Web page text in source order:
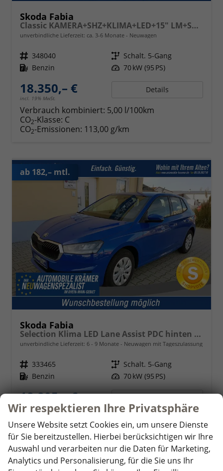
Skoda Fabia
Classic KAMERA+SHZ+KLIMA+LED+15" LM+SMARTLINK
unverbindliche Lieferzeit: ca. 3-6 Monate Neuwagen
Fahrzeugnr. 348040 Getriebe Schalt. 5-Gang
Kraftstoff Benzin Leistung 70 kW (95 PS)
18.350,– €
incl. 19% MwSt.
Details
Verbrauch kombiniert: 5,00 l/100km
CO2-Klasse: C
CO2-Emissionen: 113,00 g/km
ab 182,– mtl.
Skoda Fabia
Selection Klima LED Lane Assist PDC hinten Sitzheizung vorn 15 Zoll Bluetooth
unverbindliche Lieferzeit: 6 - 9 Monate Neuwagen mit Tageszulassung
Fahrzeugnr. 333465 Getriebe Schalt. 5-Gang
Kraftstoff Benzin Leistung 70 kW (95 PS)
18.805,– €
incl. 19% MwSt.
Verbrauch kombiniert:
CO2-Klasse:C
CO2 -Emissionen:114,00 g/km
Wir respektieren Ihre Privatsphäre
Unsere Website setzt Cookies ein, um unsere Dienste
für Sie bereitzustellen. Hierbei berücksichtigen wir Ihre
Auswahl und verarbeiten nur die Daten für Marketing,
Analytics und Personalisierung, für die Sie uns Ihr